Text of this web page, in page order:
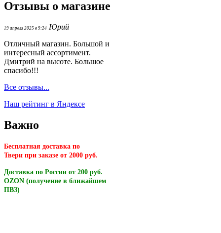
Отзывы о магазине
19 апреля 2025 в 9:24 Юрий
Отличный магазин. Большой и
интересный ассортимент.
Дмитрий на высоте. Большое
спасибо!!!
Все отзывы...
Наш рейтинг в Яндексе
Важно
Бесплатная доставка по
Твери при заказе от 2000 руб.
Доставка по России от 200 руб.
OZON (получение в ближайшем
ПВЗ)